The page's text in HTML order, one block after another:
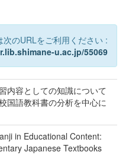
次のURLをご利用ください :
u.ac.jp/55069
内容としての知識について
語教科書の分析を中心に
in Educational Content:
Japanese Textbooks